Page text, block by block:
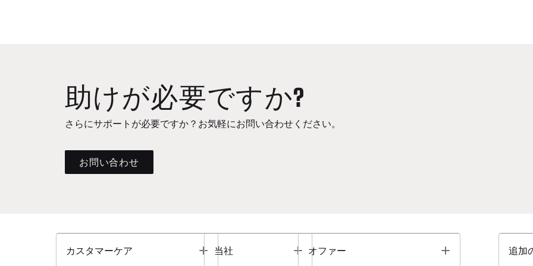
助けが必要ですか?
さらにサポートが必要ですか？お気軽にお問い合わせください。
お問い合わせ
カスタマーケア Toggle
当社 Toggle
オファー Toggle 追加